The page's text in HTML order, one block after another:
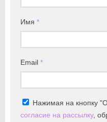
Имя *
Email *
Нажимая на кнопку
согласие на рассылку,